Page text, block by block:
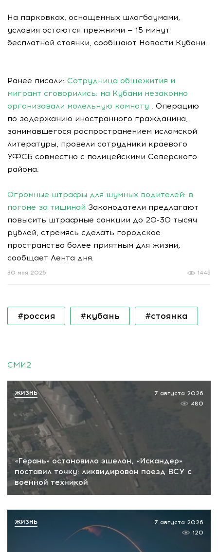
На парковках, оснащенных шлагбаумами,
условия остаются прежними — 15 минут
бесплатной стоянки, сообщают Новости Кубани.
Ранее писали: Сотрудница общежития и
мигрант сговорились: на Кубани незаконно
организовали молельную комнату . Операцию
по задержанию иностранного гражданина,
занимавшегося распространением исламской
литературы, провели сотрудники краевого
УФСБ совместно с полицейскими Северского
района.
Огромные штрафы для шумных водителей: в
погоне за тишиной Законодатели предлагают
повысить штрафные санкции до 20-30 тысяч
рублей, стремясь сделать городское
пространство более приятным для жизни,
сообщает Лента дня.
1445
30 мая 2025
#россия #кубань #стоянка
СМИ2
«Герань» остановила эшелон, «Искандер»
поставил точку: ликвидирован поезд ВСУ с
военной техникой
7 августа 2026
480
ЖИЗНЬ
7 августа 2026
120
ЖИЗНЬ